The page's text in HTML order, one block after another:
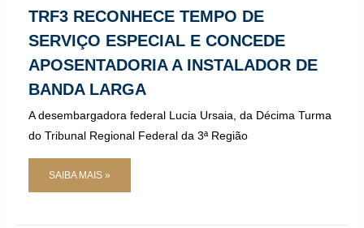
TRF3 RECONHECE TEMPO DE
SERVIÇO ESPECIAL E CONCEDE
APOSENTADORIA A INSTALADOR DE
BANDA LARGA
A desembargadora federal Lucia Ursaia, da Décima Turma
do Tribunal Regional Federal da 3ª Região
SAIBA MAIS »